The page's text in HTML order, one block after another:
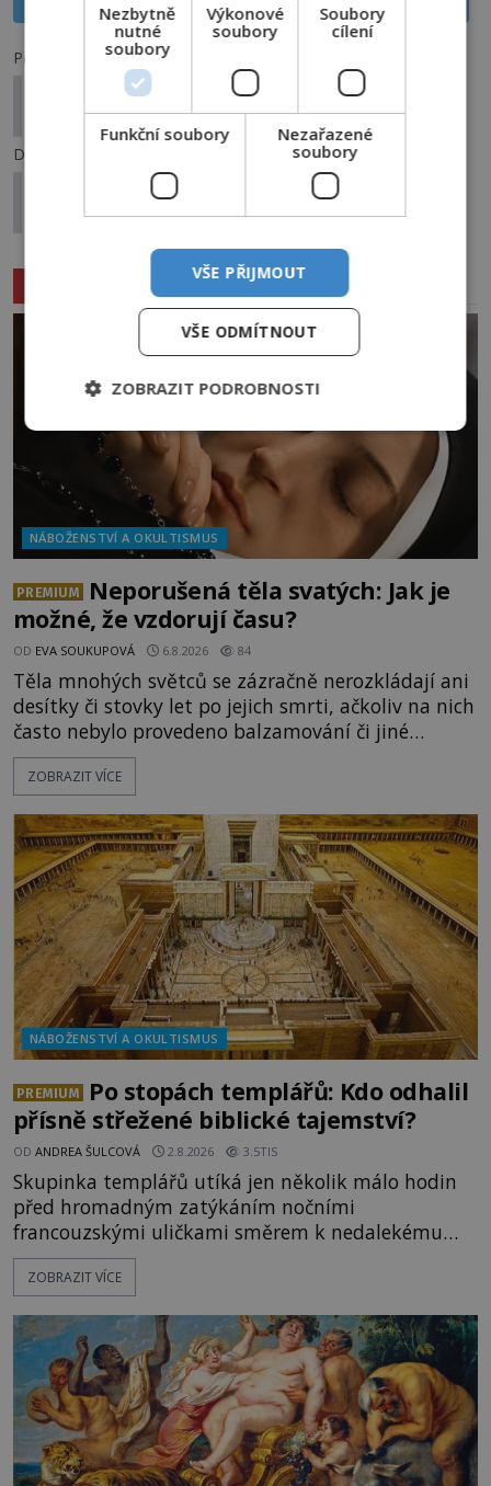
Předchozí článek
Les Hoia Baciu: Kdo má na svědomí záhadné
mizení lidi?
Další článek
Duchové v životě hollywoodských hereček:
Dědeček se vrací ze záhrobí
Související články
NÁBOŽENSTVÍ A OKULTISMUS
PREMIUM
Neporušená těla svatých: Jak je
možné, že vzdorují času?
OD EVA SOUKUPOVÁ 6.8.2026 84
Těla mnohých světců se zázračně nerozkládají ani
desítky či stovky let po jejich smrti, ačkoliv na nich
často nebylo provedeno balzamování či jiné
pokusy o konzervaci. Neporušené ostatky bývají
považovány za důkaz svatosti zemřelých. Jaké
osobností ochraňují? Na hřbitově u kláštera
Milosrdných
ZOBRAZIT VÍCE
NÁBOŽENSTVÍ A OKULTISMUS
PREMIUM
Po stopách templářů: Kdo odhalil
přísně střežené biblické tajemství?
OD ANDREA ŠULCOVÁ 2.8.2026 3.5TIS
Skupinka templářů utíká jen několik málo hodin
před hromadným zatýkáním nočními
francouzskými uličkami směrem k nedalekému
přístavu. Jeden z nich má přes ramena ranec s
tajemným obsahem. Kapitán lodi už na ně čeká.
vyplouváme,“ sdělí jim. „Kam máme namířeno,
kapitáne?“ zeptá se ho jeden z templářů. „Do Sk
ZOBRAZIT VÍCE
Nezbytně
nutné
soubory
Výkonové
soubory
Soubory
cílení
Funkční soubory
Nezařazené
soubory
VŠE PŘIJMOUT
VŠE ODMÍTNOUT
ZOBRAZIT PODROBNOSTI